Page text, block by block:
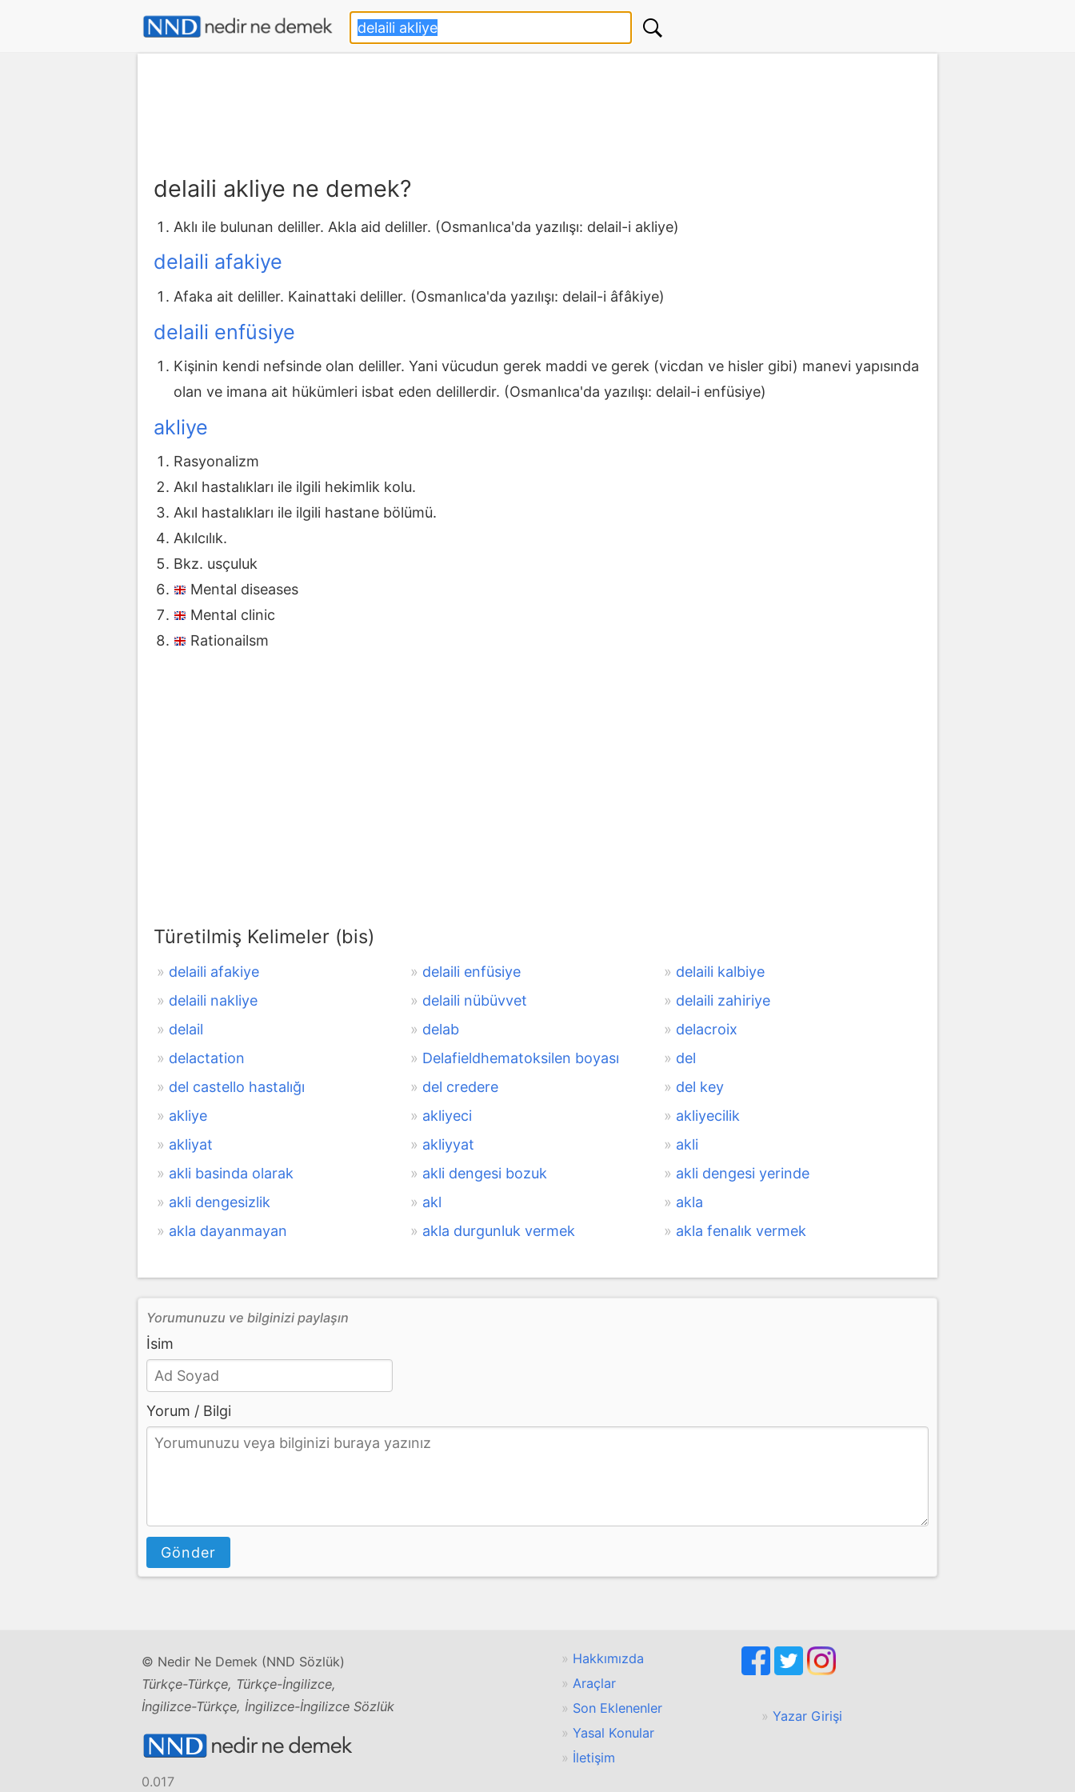
delaili akliye ne demek?
Aklı ile bulunan deliller. Akla aid deliller. (Osmanlıca'da yazılışı: delail-i akliye)
delaili afakiye
Afaka ait deliller. Kainattaki deliller. (Osmanlıca'da yazılışı: delail-i âfâkiye)
delaili enfüsiye
Kişinin kendi nefsinde olan deliller. Yani vücudun gerek maddi ve gerek (vicdan ve hisler gibi) manevi yapısında
olan ve imana ait hükümleri isbat eden delillerdir. (Osmanlıca'da yazılışı: delail-i enfüsiye)
akliye
Rasyonalizm
Akıl hastalıkları ile ilgili hekimlik kolu.
Akıl hastalıkları ile ilgili hastane bölümü.
Akılcılık.
Bkz. usçuluk
Mental diseases
Mental clinic
Rationailsm
Türetilmiş Kelimeler (bis)
delaili afakiye delaili enfüsiye
delaili kalbiye
delaili nakliye
delaili nübüvvet
delaili zahiriye
delail
delab
delacroix
delactation
Delafieldhematoksilen boyası
del
del castello hastalığı
del credere
del key
akliye
akliyeci
akliyecilik
akliyat
akliyyat
akli
akli basinda olarak
akli dengesi bozuk
akli dengesi yerinde
akli dengesizlik
akl
akla
akla dayanmayan
akla durgunluk vermek akla fenalık vermek
Yorumunuzu ve bilginizi paylaşın
İsim
Yorum / Bilgi
Gönder
© Nedir Ne Demek (NND Sözlük)
Türkçe-Türkçe, Türkçe-İngilizce,
İngilizce-Türkçe, İngilizce-İngilizce Sözlük
0.017
Hakkımızda
Araçlar
Son Eklenenler
Yasal Konular
İletişim
Yazar Girişi